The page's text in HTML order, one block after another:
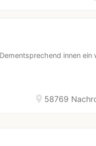
innen
location_on 58769